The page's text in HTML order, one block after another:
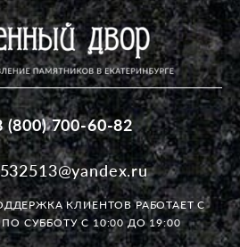
(800) 700-60-82
КЛИЕНТОВ РАБОТАЕТС
СУББОТУ С 10:00 ДО 19:00